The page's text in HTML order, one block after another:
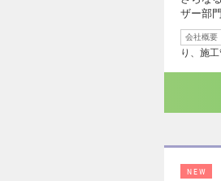
ザー部
会社概要
り、施
NEW